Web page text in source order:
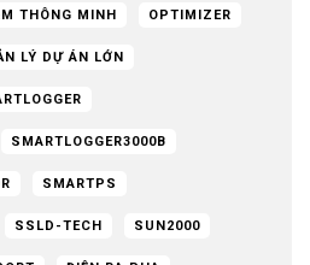
THÔNG MINH OPTIMIZER
LÝ DỰ ÁN LỚN
SMARTLOGGER3000B
SMARTPS
SSLD-TECH SUN2000